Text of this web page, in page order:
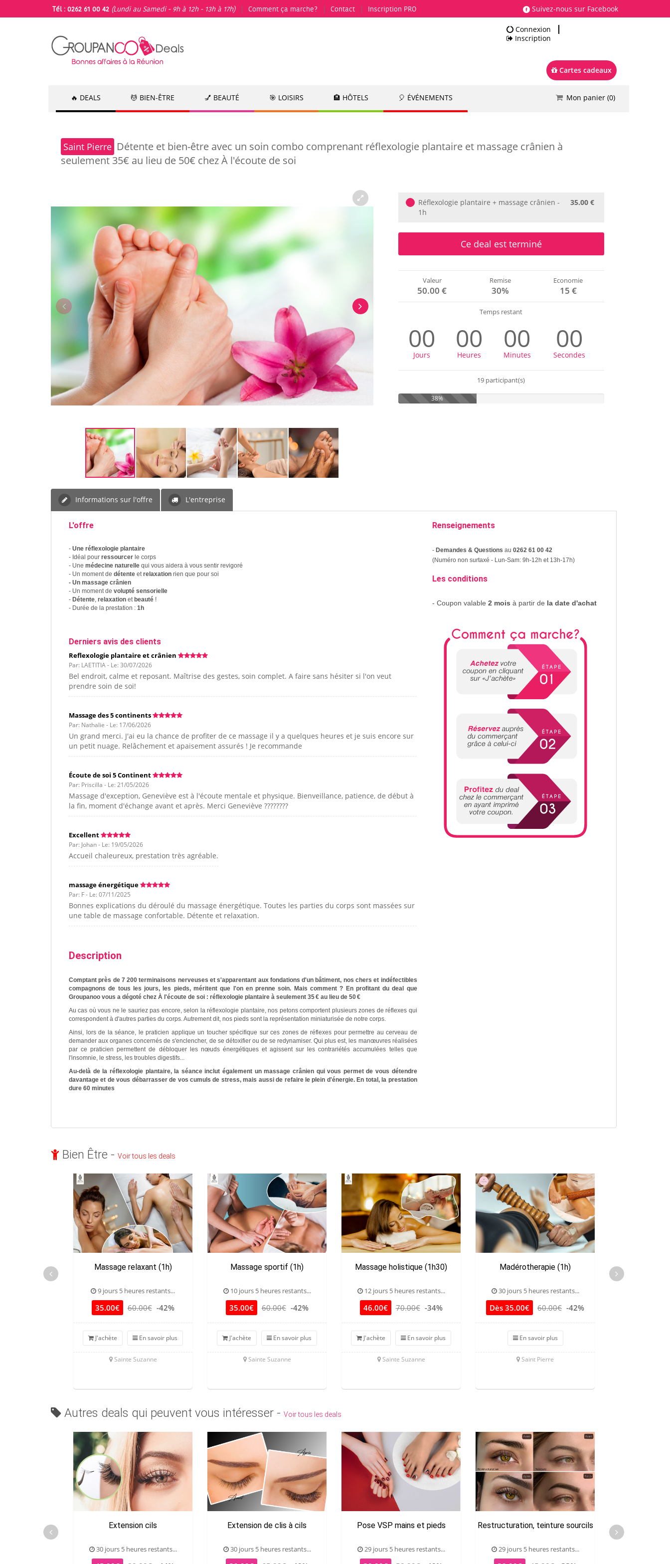
Suivez-nous sur Facebook
Tél : 0262 61 00 42 (Lundi au Samedi - 9h à 12h - 13h à 17h) Comment ça marche? Contact Inscription PRO
Connexion
Inscription
Cartes cadeaux
🔥 DEALS 💆 BIEN-ÊTRE 💅 BEAUTÉ 🎯 LOISIRS 🏨 HÔTELS 🎈 ÉVÉNEMENTS Mon panier (0)
Commander
Saint Pierre Détente et bien-être avec un soin combo comprenant réflexologie plantaire et massage crânien à
seulement 35€ au lieu de 50€ chez À l'écoute de soi
Réflexologie plantaire + massage crânien -
1h
35.00 €
Ce deal est terminé
Valeur
50.00 €
Remise
30%
Economie
15 €
Temps restant
00
Jours
00
Heures
00
Minutes
00
Secondes
19 participant(s)
38%
Informations sur l'offre L'entreprise
L'offre
- Une réflexologie plantaire
- Idéal pour ressourcer le corps
- Une médecine naturelle qui vous aidera à vous sentir revigoré
- Un moment de détente etrelaxation rien que pour soi
- Un massage crânien
- Un moment de volupté sensorielle
- Détente, relaxation et beauté !
- Durée de la prestation : 1h
Derniers avis des clients
Reflexologie plantaire et crânien
Par: LAETITIA - Le: 30/07/2026
Bel endroit, calme et reposant. Maîtrise des gestes, soin complet. A faire sans hésiter si l'on veut
prendre soin de soi!
Massage des 5 continents
Par: Nathalie - Le: 17/06/2026
Un grand merci. J'ai eu la chance de profiter de ce massage il y a quelques heures et je suis encore sur
un petit nuage. Relâchement et apaisement assurés ! Je recommande
Écoute de soi 5 Continent
Par: Priscilla - Le: 21/05/2026
Massage d'exception, Geneviève est à l'écoute mentale et physique. Bienveillance, patience, de début à
la fin, moment d'échange avant et après. Merci Geneviève ????????
Excellent
Par: Johan - Le: 19/05/2026
Accueil chaleureux, prestation très agréable.
massage énergétique
Par: F - Le: 07/11/2025
Bonnes explications du déroulé du massage énergétique. Toutes les parties du corps sont massées sur
une table de massage confortable. Détente et relaxation.
Description
Comptant près de 7 200 terminaisons nerveuses et s'apparentant aux fondations d'un bâtiment, nos chers et indéfectibles
compagnons de tous les jours, les pieds, méritent que l'on en prenne soin. Mais comment ? En profitant du deal que
Groupanoo vous a dégoté chez À l'écoute de soi : réflexologie plantaire à seulement 35 € au lieu de 50 €
Au cas où vous ne le sauriez pas encore, selon la réflexologie plantaire, nos petons comportent plusieurs zones de réflexes qui
correspondent à d'autres parties du corps. Autrement dit, nos pieds sont la représentation miniaturisée de notre corps.
Ainsi, lors de la séance, le praticien applique un toucher spécifique sur ces zones de réflexes pour permettre au cerveau de
demander aux organes concernés de s'enclencher, de se détoxifier ou de se redynamiser. Qui plus est, les manœuvres réalisées
par ce praticien permettent de débloquer les nœuds énergétiques et agissent sur les contrariétés accumulées telles que
l'insomnie, le stress, les troubles digestifs...
Au-delà de la réflexologie plantaire, la séance inclut également un massage crânien qui vous permet de vous détendre
davantage et de vous débarrasser de vos cumuls de stress, mais aussi de refaire le plein d'énergie. En total, la prestation
dure 60 minutes
Renseignements
-Demandes & Questions au 0262 61 00 42
(Numéro non surtaxé - Lun-Sam: 9h-12h et 13h-17h)
Les conditions
- Coupon valable 2 mois à partir de la date d'achat
Bien Être - Voir tous les deals
Massage relaxant (1h)
9 jours 5 heures restants...
35.00€ 60.00€ -42%
J'achète En savoir plus
Sainte Suzanne
Massage sportif (1h)
10 jours 5 heures restants...
35.00€ 60.00€ -42%
J'achète En savoir plus
Sainte Suzanne
Massage holistique (1h30)
12 jours 5 heures restants...
46.00€ 70.00€ -34%
J'achète En savoir plus
Sainte Suzanne
Madérotherapie (1h)
30 jours 5 heures restants...
Dès 35.00€ 60.00€ -42%
En savoir plus
Saint Pierre
Drainage
Autres deals qui peuvent vous intéresser - Voir tous les deals
Extension cils
30 jours 5 heures restants...
Extension de clis à cils
30 jours 5 heures restants...
Pose VSP mains et pieds
29 jours 5 heures restants...
Restructuration, teinture sourcils
29 jours 5 heures restants...